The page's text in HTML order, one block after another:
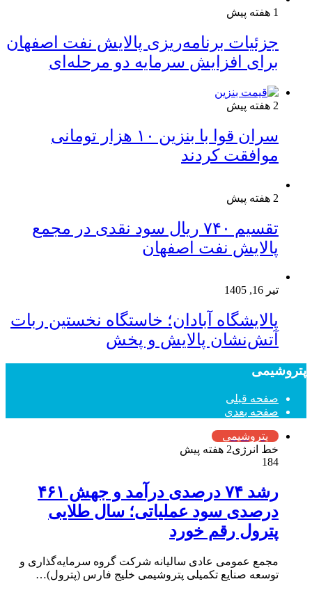
1 هفته پیش
جزئیات برنامه‌ریزی پالایش نفت اصفهان
برای افزایش سرمایه دو مرحله‌ای
2 هفته پیش
سران قوا با بنزین ۱۰ هزار تومانی
موافقت کردند
2 هفته پیش
تقسیم ۷۴۰ ریال سود نقدی در مجمع
پالایش نفت اصفهان
تیر 16, 1405
پالایشگاه آبادان؛ خاستگاه نخستین ربات
آتش‌نشان پالایش و پخش
پتروشیمی
صفحه قبلی
صفحه بعدی
پتروشیمی
خط انرژی2 هفته پیش
184
رشد ۷۴ درصدی درآمد و جهش ۴۶۱
درصدی سود عملیاتی؛ سال طلایی
پترول رقم خورد
مجمع عمومی عادی سالیانه شرکت گروه سرمایه‌گذاری و
توسعه صنایع تکمیلی پتروشیمی خلیج فارس (پترول)…